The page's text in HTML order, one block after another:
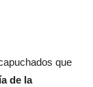
que
de la